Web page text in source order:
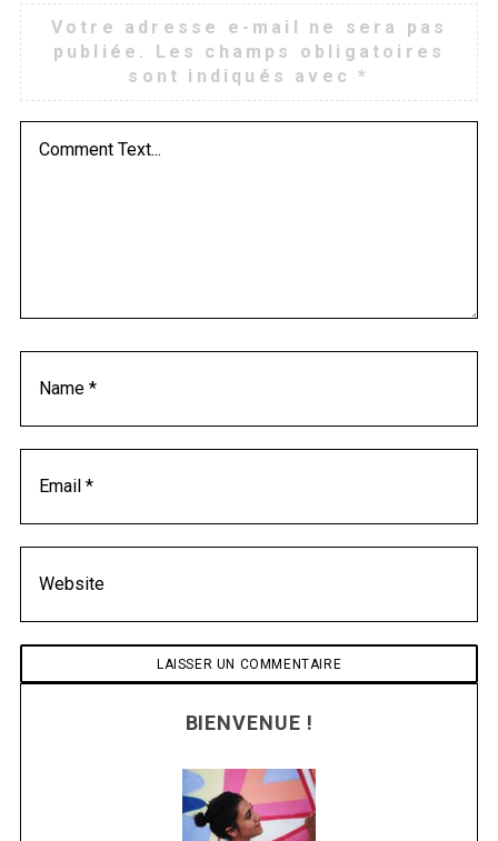
Votre adresse e-mail ne sera pas
publiée.
Les champs obligatoires
sont indiqués avec*
BIENVENUE !